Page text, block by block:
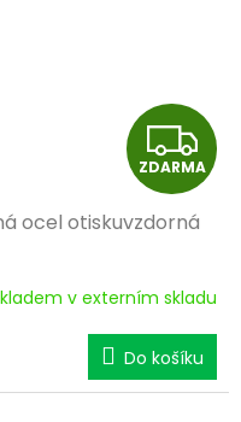
Z
D
A
R
M
A
ZDARMA
ocel otiskuvzdorná
v externím skladu
Do košíku